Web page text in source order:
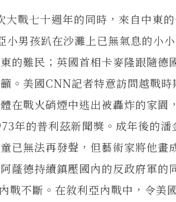
戰七十週年的同時，來自中東的
男孩趴在沙灘上已無氣息的小
的難民；英國首相卡麥隆跟隨德
。美國CNN記者特意訪問越戰時
戰火硝煙中逃出被轟炸的家園
年的普利茲新聞獎。成年後的潘
已無法再發聲，但藝術家將他畫
蕯德持續鎮壓國內的反政府軍的
戰不斷。在敘利亞內戰中，令美